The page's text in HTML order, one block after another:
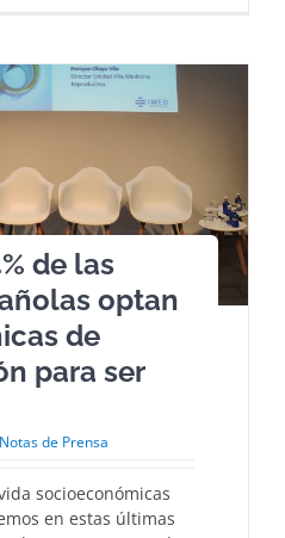
de las
optan
de
para ser
Notas de Prensa
socioeconómicas
en estas últimas